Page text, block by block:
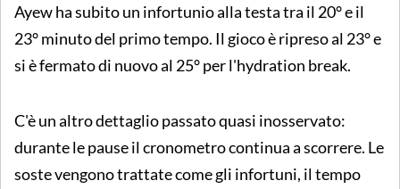
Ayew ha subito un infortunio alla testa tra il 20° e il
23° minuto del primo tempo. Il gioco è ripreso al 23° e
si è fermato di nuovo al 25° per l'hydration break.
C'è un altro dettaglio passato quasi inosservato:
durante le pause il cronometro continua a scorrere. Le
soste vengono trattate come gli infortuni, il tempo